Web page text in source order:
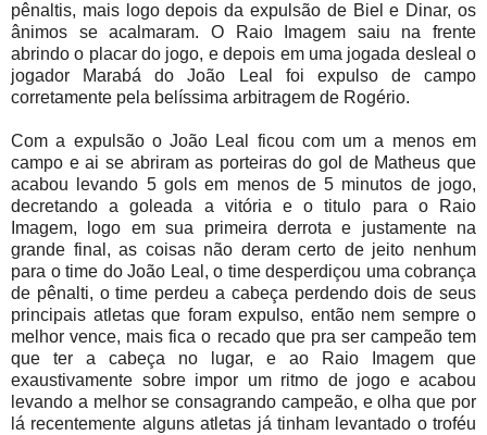
pênaltis, mais logo depois da expulsão de Biel e Dinar, os
ânimos se acalmaram. O Raio Imagem saiu na frente
abrindo o placar do jogo, e depois em uma jogada desleal o
jogador Marabá do João Leal foi expulso de campo
corretamente pela belíssima arbitragem de Rogério.
Com a expulsão o João Leal ficou com um a menos em
campo e ai se abriram as porteiras do gol de Matheus que
acabou levando 5 gols em menos de 5 minutos de jogo,
decretando a goleada a vitória e o titulo para o Raio
Imagem, logo em sua primeira derrota e justamente na
grande final, as coisas não deram certo de jeito nenhum
para o time do João Leal, o time desperdiçou uma cobrança
de pênalti, o time perdeu a cabeça perdendo dois de seus
principais atletas que foram expulso, então nem sempre o
melhor vence, mais fica o recado que pra ser campeão tem
que ter a cabeça no lugar, e ao Raio Imagem que
exaustivamente sobre impor um ritmo de jogo e acabou
levando a melhor se consagrando campeão, e olha que por
lá recentemente alguns atletas já tinham levantado o troféu